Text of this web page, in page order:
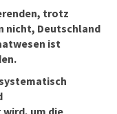
trotz
nicht, Deutschland
ist
um die